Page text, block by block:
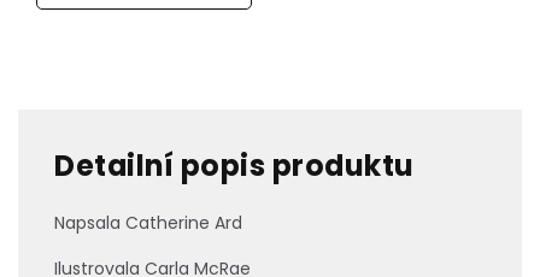
Detailní popis produktu
Napsala Catherine Ard
Ilustrovala Carla McRae